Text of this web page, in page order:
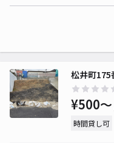
松井町
¥500〜
時間貸し可